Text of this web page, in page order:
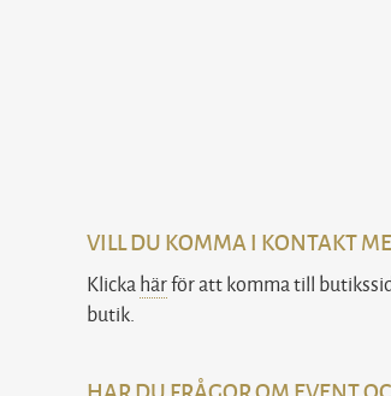
VILL DU KOMMA I KONTAKT
Klickahärför att komma till
butik.